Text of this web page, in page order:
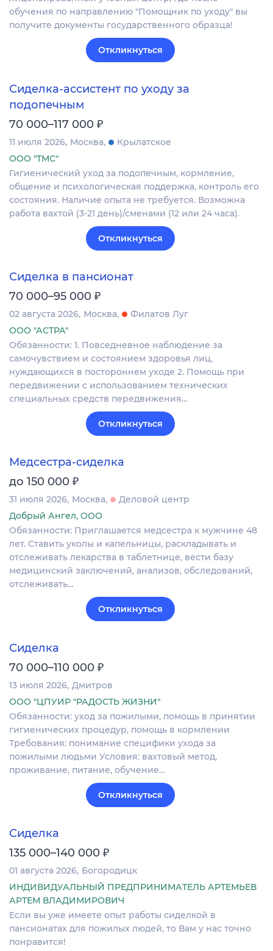
обучения по направлению "Помощник по уходу" вы
получите документы государственного образца!
Откликнуться
Сиделка-ассистент по уходу за
подопечным
70 000–117 000 ₽
11 июля 2026 Москва
Крылатское
ООО "ТМС"
Гигиенический уход за подопечным, кормление,
общение и психологическая поддержка, контроль его
состояния. Наличие опыта не требуется. Возможна
работа вахтой (3-21 день)/сменами (12 или 24 часа).
Откликнуться
Сиделка в пансионат
70 000–95 000 ₽
02 августа 2026 Москва
Филатов Луг
ООО "АСТРА"
Обязанности: 1. Повседневное наблюдение за
самочувствием и состоянием здоровья лиц,
нуждающихся в постороннем уходе 2. Помощь при
передвижении с использованием технических
специальных средств передвижения…
Откликнуться
Медсестра-сиделка
до 150 000 ₽
31 июля 2026 Москва
Деловой центр
Добрый Ангел, ООО
Обязанности: Приглашается медсестра к мужчине 48
лет. Ставить уколы и капельницы, раскладывать и
отслеживать лекарства в таблетнице, вести базу
медицинский заключений, анализов, обследований,
отслеживать…
Откликнуться
Сиделка
70 000–110 000 ₽
13 июля 2026 Дмитров
ООО "ЦПУИР "РАДОСТЬ ЖИЗНИ"
Обязанности: уход за пожилыми, помощь в принятии
гигиенических процедур, помощь в кормлении
Требования: понимание специфики ухода за
пожилыми людьми Условия: вахтовый метод,
проживание, питание, обучение…
Откликнуться
Сиделка
135 000–140 000 ₽
01 августа 2026 Богородицк
ИНДИВИДУАЛЬНЫЙ ПРЕДПРИНИМАТЕЛЬ АРТЕМЬЕВ
АРТЕМ ВЛАДИМИРОВИЧ
Если вы уже имеете опыт работы сиделкой в
пансионатах для пожилых людей, то Вам у нас точно
понравится!